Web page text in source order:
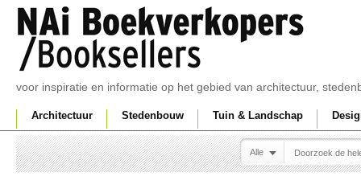
voor inspiratie en informatie op het gebied van architectuur,
Architectuur Stedenbouw Tuin & Landschap
Alle